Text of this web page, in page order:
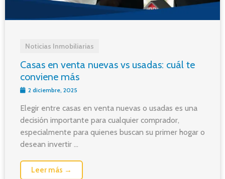
Noticias Inmobiliarias
Casas en venta nuevas vs usadas: cuál te
conviene más
2 diciembre, 2025
Elegir entre casas en venta nuevas o usadas es una
decisión importante para cualquier comprador,
especialmente para quienes buscan su primer hogar o
desean invertir ...
Leer más →